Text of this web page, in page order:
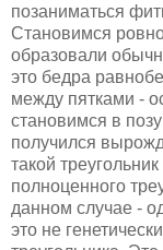
позаниматься
Становимся
образовали
это бедра
между пятками -
становимся в
получился
такой
полноценного
данном случае -
это не